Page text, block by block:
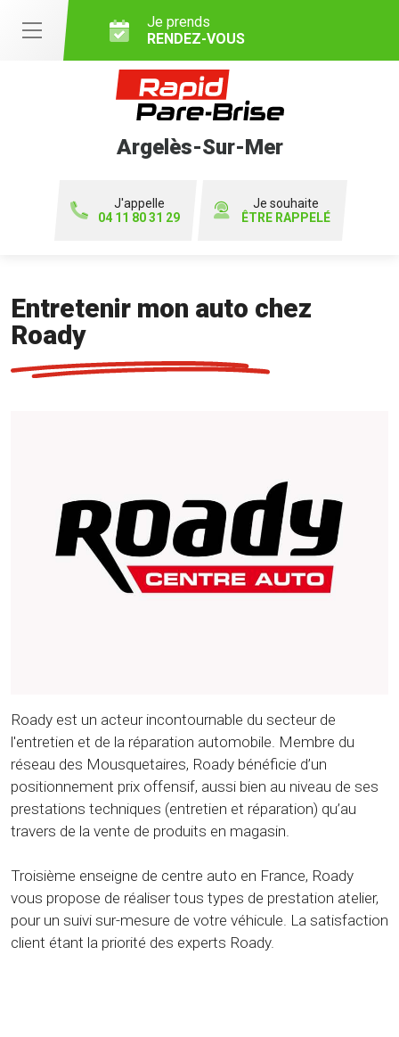
Je prends
RENDEZ-VOUS
Argelès-Sur-Mer
J'appelle
04 11 80 31 29
Je souhaite
ÊTRE RAPPELÉ
Entretenir mon auto chez
Roady
Roady est un acteur incontournable du secteur de
l'entretien et de la réparation automobile. Membre du
réseau des Mousquetaires, Roady bénéficie d’un
positionnement prix offensif, aussi bien au niveau de ses
prestations techniques (entretien et réparation) qu’au
travers de la vente de produits en magasin.
Troisième enseigne de centre auto en France, Roady
vous propose de réaliser tous types de prestation atelier,
pour un suivi sur-mesure de votre véhicule. La satisfaction
client étant la priorité des experts Roady.